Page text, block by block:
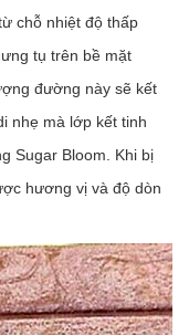
chỗ nhiệt độ thấp
tụ trên bề mặt
đường này sẽ kết
nhẹ mà lớp kết tinh
Sugar Bloom. Khi bị
hương vị và độ dòn